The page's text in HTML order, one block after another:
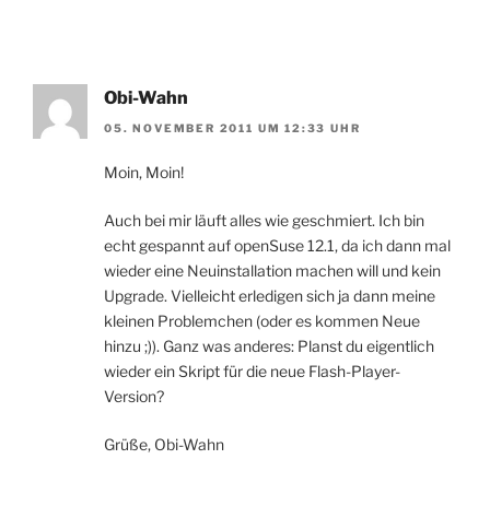
Obi-Wahn
05. NOVEMBER 2011 UM 12:33 UHR
Moin, Moin!
Auch bei mir läuft alles wie geschmiert. Ich bin
echt gespannt auf openSuse 12.1, da ich dann mal
wieder eine Neuinstallation machen will und kein
Upgrade. Vielleicht erledigen sich ja dann meine
kleinen Problemchen (oder es kommen Neue
hinzu ;)). Ganz was anderes: Planst du eigentlich
wieder ein Skript für die neue Flash-Player-
Version?
Grüße, Obi-Wahn